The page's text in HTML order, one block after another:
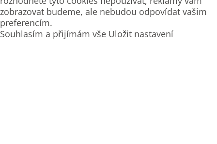
zobrazovat budeme, ale nebudou odpovídat vašim
preferencím.
Souhlasím a přijímám vše Uložit nastavení